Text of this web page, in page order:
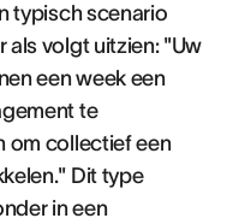
typisch scenario
als volgt uitzien: "Uw
een week een
te
om collectief een
Dit type
in een